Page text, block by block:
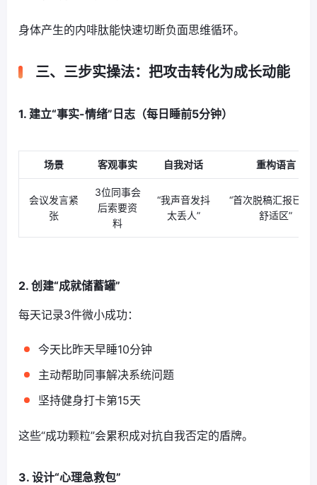
身体产生的内啡肽能快速切断负面思维循环。
三、三步实操法：把攻击转化为成长动能
1. 建立“事实-情绪”日志（每日睡前5分钟）
场景 客观事实 自我对话 重构语言
会议发言紧
张
3位同事会
后索要资
料
“我声音发抖
太丢人”
“首次脱稿汇报已突
舒适区”
2. 创建“成就储蓄罐”
每天记录3件微小成功：
今天比昨天早睡10分钟
主动帮助同事解决系统问题
坚持健身打卡第15天
这些“成功颗粒”会累积成对抗自我否定的盾牌。
3. 设计“心理急救包”